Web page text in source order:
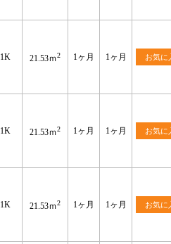
1K 21.53ｍ2 1ヶ月 1ヶ月 お気に
1K 21.53ｍ2 1ヶ月 1ヶ月 お気に
1K 21.53ｍ2 1ヶ月 1ヶ月 お気に